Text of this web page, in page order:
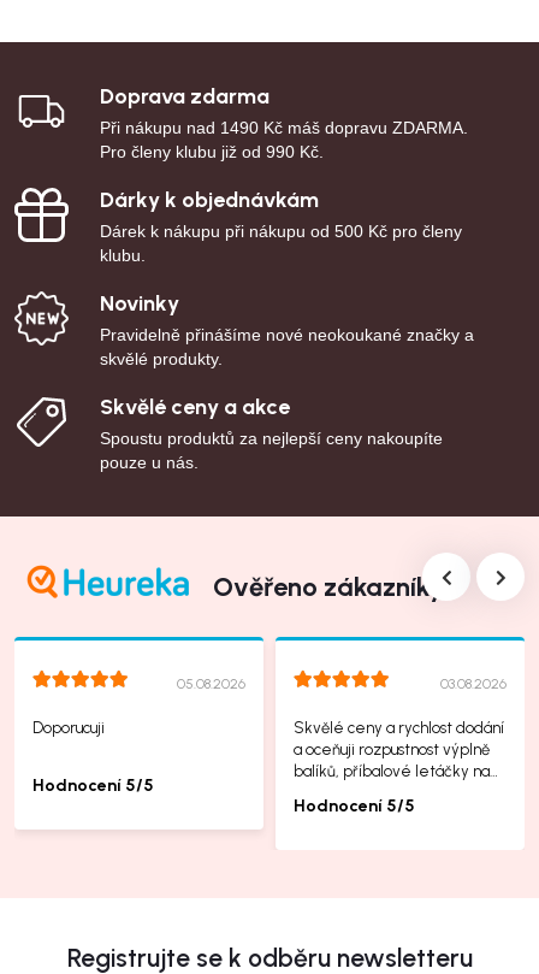
Doprava zdarma
Při nákupu nad 1490 Kč máš dopravu ZDARMA.
Pro členy klubu již od 990 Kč.
Dárky k objednávkám
Dárek k nákupu při nákupu od 500 Kč pro členy
klubu.
Novinky
Pravidelně přinášíme nové neokoukané značky a
skvělé produkty.
Skvělé ceny a akce
Spoustu produktů za nejlepší ceny nakoupíte
pouze u nás.
Ověřeno zákazníky
05.08.2026
Doporucuji
Hodnocení 5/5
03.08.2026
Skvělé ceny a rychlost dodání
a oceňuji rozpustnost výplně
balíků, příbalové letáčky na
Hodnocení 5/5
Registrujte se k odběru newsletteru